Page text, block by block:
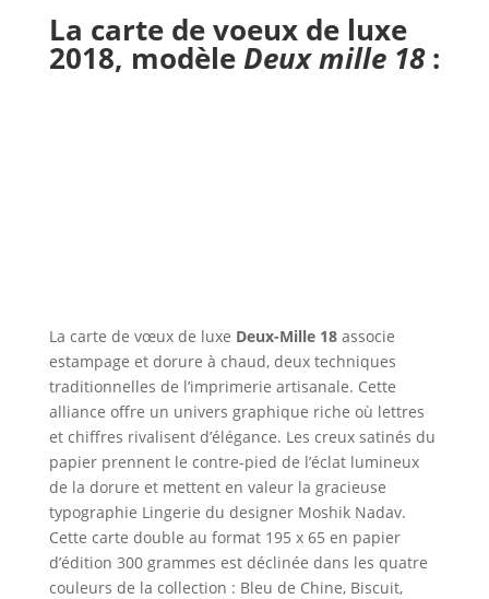
La carte de voeux de luxe
2018, modèleDeux mille 18:
La carte de vœux de luxe Deux-Mille 18associe
estampage et dorure à chaud, deux techniques
traditionnelles de l’imprimerie artisanale. Cette
alliance offre un univers graphique riche où lettres
et chiffres rivalisent d’élégance. Les creux satinés du
papier prennent le contre-pied de l’éclat lumineux
de la dorure et mettent en valeur la gracieuse
typographie Lingerie du designer Moshik Nadav.
Cette carte double au format 195 x 65 en papier
d’édition 300 grammes est déclinée dans les quatre
couleurs de la collection : Bleu de Chine, Biscuit,